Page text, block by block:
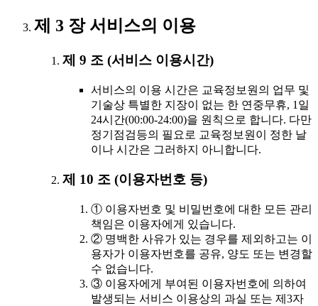
제 3 장 서비스의 이용
제 9 조 (서비스 이용시간)
서비스의 이용 시간은 교육정보원의 업무 및
기술상 특별한 지장이 없는 한 연중무휴, 1일
24시간(00:00-24:00)을 원칙으로 합니다. 다만
정기점검등의 필요로 교육정보원이 정한 날
이나 시간은 그러하지 아니합니다.
제 10 조 (이용자번호 등)
① 이용자번호 및 비밀번호에 대한 모든 관리
책임은 이용자에게 있습니다.
② 명백한 사유가 있는 경우를 제외하고는 이
용자가 이용자번호를 공유, 양도 또는 변경할
수 없습니다.
③ 이용자에게 부여된 이용자번호에 의하여
발생되는 서비스 이용상의 과실 또는 제3자